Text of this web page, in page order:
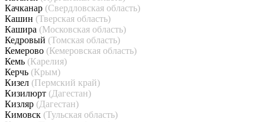
Качканар (Свердловская область)
Кашин (Тверская область)
Кашира (Московская область)
Кедровый (Томская область)
Кемерово (Кемеровская область)
Кемь (Карелия)
Керчь (Крым)
Кизел (Пермский край)
Кизилюрт (Дагестан)
Кизляр (Дагестан)
Кимовск (Тульская область)